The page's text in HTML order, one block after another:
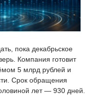
пока декабрьское
Компания готовит
5 млрд рублей и
Срок обращения
лет — 930 дней.